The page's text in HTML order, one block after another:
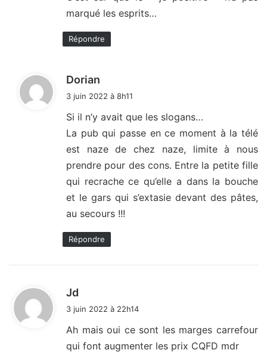
:
marqué les esprits…
Répondre
Dorian
:
3 juin 2022 à 8h11
Si il n’y avait que les slogans…
La pub qui passe en ce moment à la télé
est naze de chez naze, limite à nous
prendre pour des cons. Entre la petite fille
qui recrache ce qu’elle a dans la bouche
et le gars qui s’extasie devant des pâtes,
au secours !!!
Répondre
Jd
:
3 juin 2022 à 22h14
Ah mais oui ce sont les marges carrefour
qui font augmenter les prix CQFD mdr